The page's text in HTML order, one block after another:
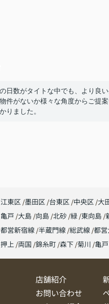
日数がタイトな中でも、より良
件がないか様々な角度からご提
りました。
江東区 墨田区 台東区 中央区 大
亀戸 大島 向島 北砂 緑 東向島
都営新宿線 半蔵門線 総武線 都
押上 両国 錦糸町 森下 菊川 亀戸
店舗紹介
お問い合わせ